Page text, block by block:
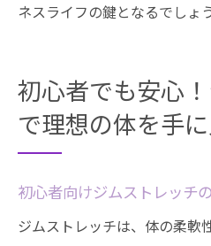
ネスライフの鍵となるでしょう
初心者でも安心
で理想の体を手
初心者向けジムストレッチ
ジムストレッチは、体の柔軟